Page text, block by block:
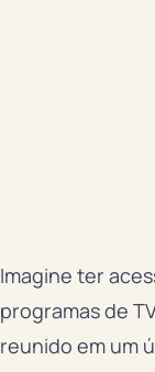
Imagine ter
programas de
reunido em um